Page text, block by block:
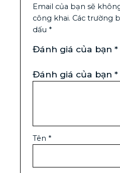
Email của bạn sẽ
công khai. Các trường
dấu *
Đánh giá của bạn*
Đánh giá của bạn*
Tên *